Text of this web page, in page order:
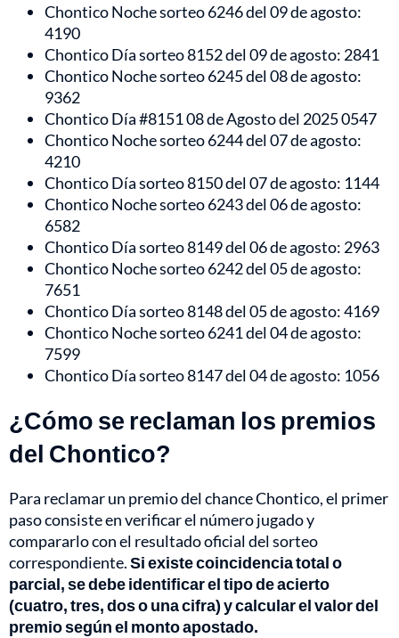
Chontico Noche sorteo 6246 del 09 de agosto:
4190
Chontico Día sorteo 8152 del 09 de agosto: 2841
Chontico Noche sorteo 6245 del 08 de agosto:
9362
Chontico Día #8151 08 de Agosto del 2025 0547
Chontico Noche sorteo 6244 del 07 de agosto:
4210
Chontico Día sorteo 8150 del 07 de agosto: 1144
Chontico Noche sorteo 6243 del 06 de agosto:
6582
Chontico Día sorteo 8149 del 06 de agosto: 2963
Chontico Noche sorteo 6242 del 05 de agosto:
7651
Chontico Día sorteo 8148 del 05 de agosto: 4169
Chontico Noche sorteo 6241 del 04 de agosto:
7599
Chontico Día sorteo 8147 del 04 de agosto: 1056
¿Cómo se reclaman los premios
del Chontico?
Para reclamar un premio del chance Chontico, el primer
paso consiste en verificar el número jugado y
compararlo con el resultado oficial del sorteo
correspondiente.Si existe coincidencia total o
parcial, se debe identificar el tipo de acierto
(cuatro, tres, dos o una cifra) y calcular el valor del
premio según el monto apostado.